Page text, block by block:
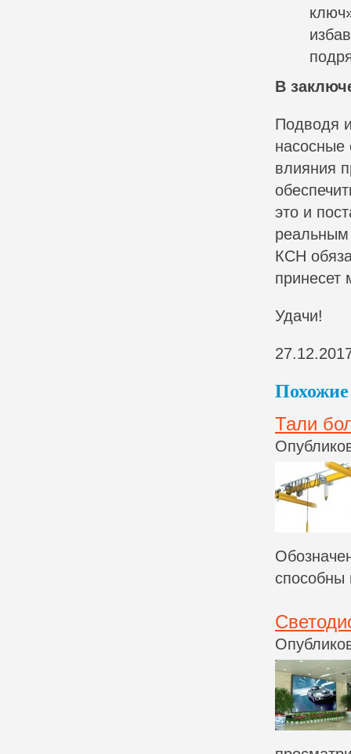
В
Подводя
насосные
влияния
это и
реальным
КСН
принесет
Удачи!
Похожие
Тали
способны